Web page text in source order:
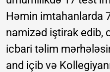
Həmin imtahanlarda
namizəd iştirak edib,
icbari təlim
and içib və